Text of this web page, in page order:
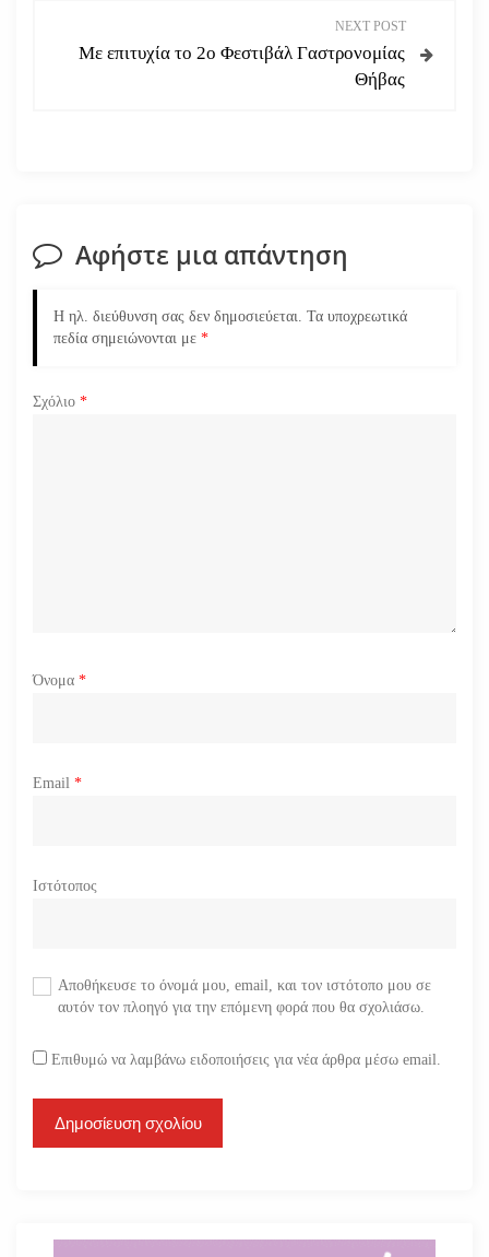
ά
θ
ρ
NEXT POST
Με επιτυχία το 2ο Φεστιβάλ Γαστρονομίας
Θήβας
Αφήστε μια απάντηση
Η ηλ. διεύθυνση σας δεν δημοσιεύεται. Τα υποχρεωτικά
πεδία σημειώνονται με *
Σχόλιο *
Όνομα *
Email *
Ιστότοπος
Αποθήκευσε το όνομά μου, email, και τον ιστότοπο μου σε
αυτόν τον πλοηγό για την επόμενη φορά που θα σχολιάσω.
Επιθυμώ να λαμβάνω ειδοποιήσεις για νέα άρθρα μέσω email.